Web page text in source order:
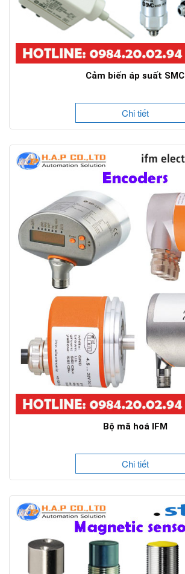
Cảm biến áp suất SMC
Chi tiết
Bộ mã hoá IFM
Chi tiết